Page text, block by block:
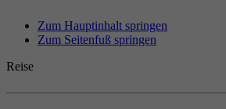
Zum Hauptinhalt springen
Zum Seitenfuß springen
Reise